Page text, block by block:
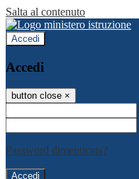
Salta al contenuto
Accedi
Accedi
button close ×
Password dimenticata?